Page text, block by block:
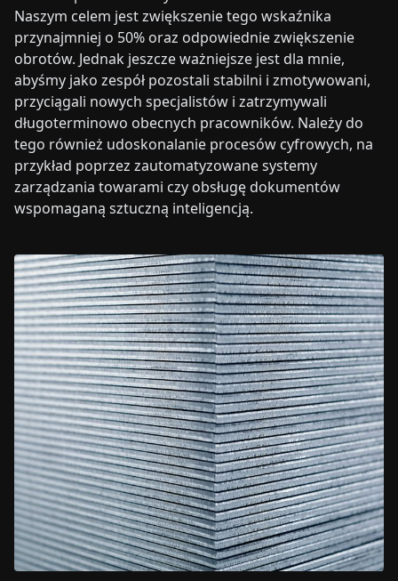
Naszym celem jest zwiększenie tego wskaźnika
przynajmniej o 50% oraz odpowiednie zwiększenie
obrotów. Jednak jeszcze ważniejsze jest dla mnie,
abyśmy jako zespół pozostali stabilni i zmotywowani,
przyciągali nowych specjalistów i zatrzymywali
długoterminowo obecnych pracowników. Należy do
tego również udoskonalanie procesów cyfrowych, na
przykład poprzez zautomatyzowane systemy
zarządzania towarami czy obsługę dokumentów
wspomaganą sztuczną inteligencją.